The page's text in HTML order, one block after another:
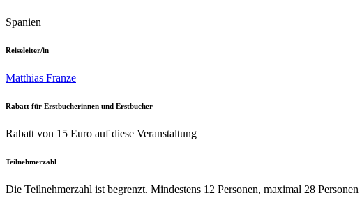
Spanien
Reiseleiter/in
Matthias Franze
Rabatt für Erstbucherinnen und Erstbucher
Rabatt von 15 Euro auf diese Veranstaltung
Teilnehmerzahl
Die Teilnehmerzahl ist begrenzt. Mindestens 12 Personen, maximal 28 Personen